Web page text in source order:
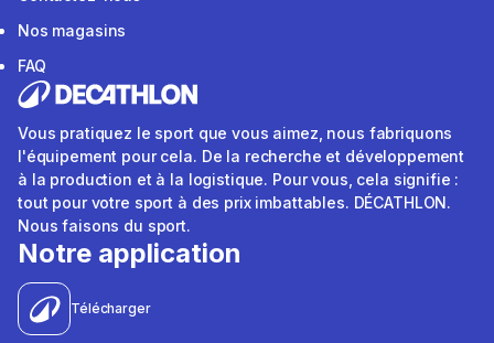
Nos magasins
FAQ
Vous pratiquez le sport que vous aimez, nous fabriquons
l'équipement pour cela. De la recherche et développement
à la production et à la logistique. Pour vous, cela signifie :
tout pour votre sport à des prix imbattables. DÉCATHLON.
Nous faisons du sport.
Notre application
Télécharger